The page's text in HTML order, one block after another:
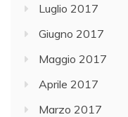
Luglio 2017
Giugno 2017
Maggio 2017
Aprile 2017
Marzo 2017